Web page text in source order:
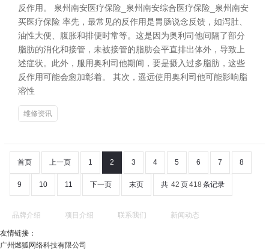
反作用。 泉州南安医疗保险_泉州南安综合医疗保险_泉州南安
买医疗保险 率先，最常见的反作用是胃肠说念反馈，如泻肚、
油性大便、腹胀和排便时常等。这是因为奥利司他间隔了部分
脂肪的消化和接管，未被接管的脂肪会平直排出体外，导致上
述症状。此外，服用奥利司他期间，要是摄入过多脂肪，这些
反作用可能会愈加彰着。 其次，遥远使用奥利司他可能影响脂
溶性
维修资讯
首页 上一页 1 2 3 4 5 6 7 8
9 10 11 下一页 末页 共 42 页418 条记录
品牌介绍 项目介绍 联系我们 新闻动态
友情链接：
广州燃狐网络科技有限公司